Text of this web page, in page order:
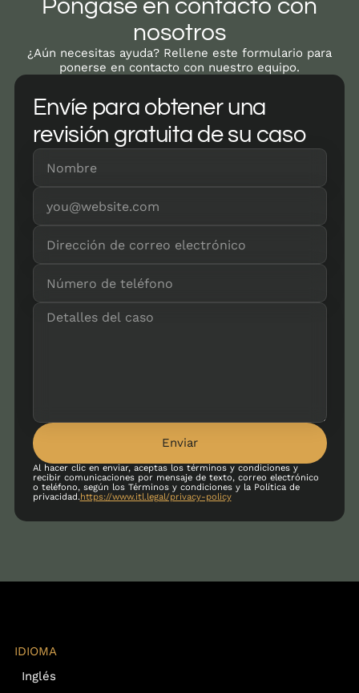
Póngase en contacto con
nosotros
¿Aún necesitas ayuda? Rellene este formulario para
ponerse en contacto con nuestro equipo.
Envíe para obtener una
revisión gratuita de su caso
Enviar
Al hacer clic en enviar, aceptas los términos y condiciones y
recibir comunicaciones por mensaje de texto, correo electrónico
o teléfono, según los Términos y condiciones y la Política de
privacidad.https://www.itl.legal/privacy-policy
IDIOMA
Inglés